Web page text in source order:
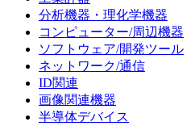
分析機器・理化学機器
コンピューター/周辺機器
ソフトウェア/開発ツール
ネットワーク/通信
ID関連
画像関連機器
半導体デバイス